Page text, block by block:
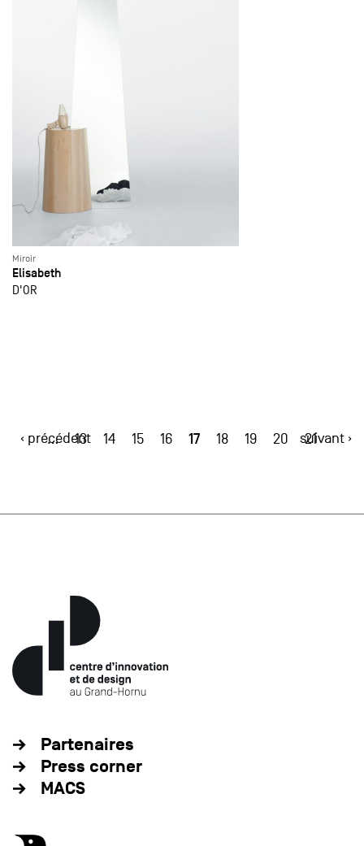
Miroir
Elisabeth
D'OR
‹ précédent
… 13 14 15 16 17 18 19 20 21
suivant ›
Partenaires
Press corner
MACS